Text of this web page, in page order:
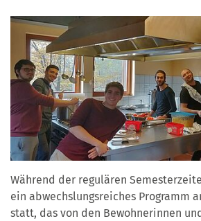
Während der regulären
ein abwechslungsreiches Programm
statt, das von den Bewohnerinnen